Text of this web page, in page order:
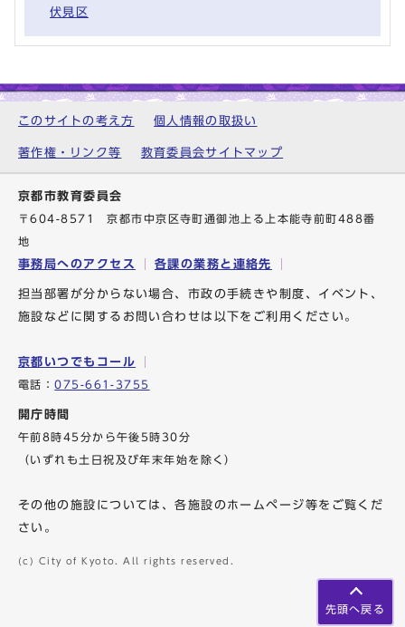
伏見区
先頭へ戻る
このサイトの考え方 個人情報の取扱い
著作権・リンク等 教育委員会サイトマップ
京都市教育委員会
〒604-8571 京都市中京区寺町通御池上る上本能寺前町488番
地
事務局へのアクセス 各課の業務と連絡先
担当部署が分からない場合、市政の手続きや制度、イベント、
施設などに関するお問い合わせは以下をご利用ください。
京都いつでもコール
電話：075-661-3755
開庁時間
午前8時45分から午後5時30分
（いずれも土日祝及び年末年始を除く）
その他の施設については、各施設のホームページ等をご覧くだ
さい。
(c) City of Kyoto. All rights reserved.